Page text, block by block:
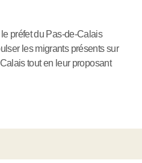
préfet du Pas-de-Calais
les migrants présents sur
tout en leur proposant